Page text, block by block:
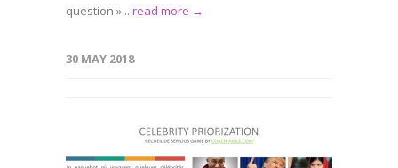
question »... read more →
30 MAY 2018